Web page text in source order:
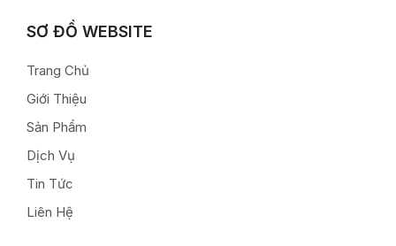
SƠ ĐỒ WEBSITE
Trang Chủ
Giới Thiệu
Sản Phẩm
Dịch Vụ
Tin Tức
Liên Hệ